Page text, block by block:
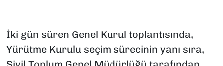
İki gün süren Genel Kurul toplantısında,
Yürütme Kurulu seçim sürecinin yanı sıra,